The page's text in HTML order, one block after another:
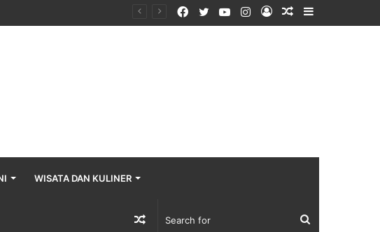
Sidebar
Random
Log
Instagram
YouTube
Twitter
Facebook
WISATA DAN KULINER
Search
Random